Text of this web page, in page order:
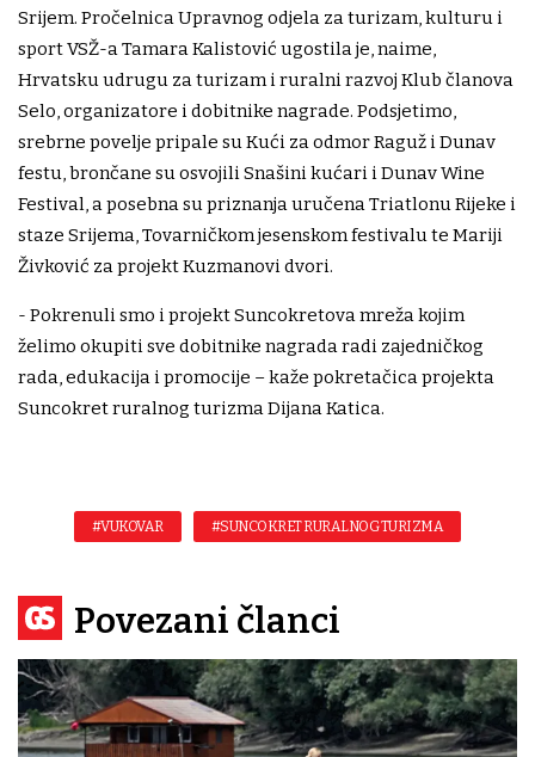
Srijem. Pročelnica Upravnog odjela za turizam, kulturu i
sport VSŽ-a Tamara Kalistović ugostila je, naime,
Hrvatsku udrugu za turizam i ruralni razvoj Klub članova
Selo, organizatore i dobitnike nagrade. Podsjetimo,
srebrne povelje pripale su Kući za odmor Raguž i Dunav
festu, brončane su osvojili Snašini kućari i Dunav Wine
Festival, a posebna su priznanja uručena Triatlonu Rijeke i
staze Srijema, Tovarničkom jesenskom festivalu te Mariji
Živković za projekt Kuzmanovi dvori.
- Pokrenuli smo i projekt Suncokretova mreža kojim
želimo okupiti sve dobitnike nagrada radi zajedničkog
rada, edukacija i promocije – kaže pokretačica projekta
Suncokret ruralnog turizma Dijana Katica.
#VUKOVAR #SUNCOKRET RURALNOG TURIZMA
Povezani članci